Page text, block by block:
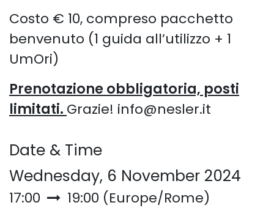
Costo € 10, compreso pacchetto
benvenuto (1 guida all’utilizzo + 1
UmOri)
Prenotazione obbligatoria, posti
limitati. Grazie! info@nesler.it
Date & Time
Wednesday, 6 November 2024
17:00 19:00 (Europe/Rome)